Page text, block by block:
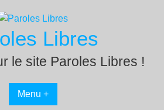
Libres
le site Paroles Libres !
Menu +